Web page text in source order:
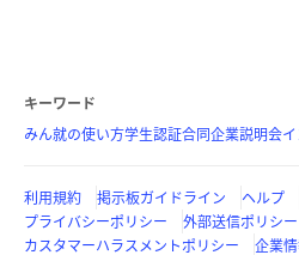
キーワード
みん就の使い方学生認証合同企業説明会
利用規約 掲示板ガイドライン ヘルプ
プライバシーポリシー
外部送信ポリシー
カスタマーハラスメントポリシー
企業